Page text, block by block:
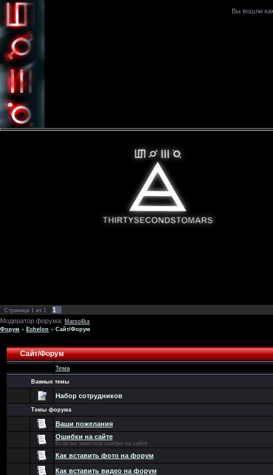
Вы вошли
Страница 1 из 1
1
Модератор форума: Marso4ka
Форум » Echelon » Сайт/Форум
Сайт/Форум
Тема
Важные темы
Набор сотрудников
Темы форума
Ваши пожелания
Ошибки на сайте
Если вы заметили ошибки на сайте
Как вставить фото на форум
Как вставить видео на форум